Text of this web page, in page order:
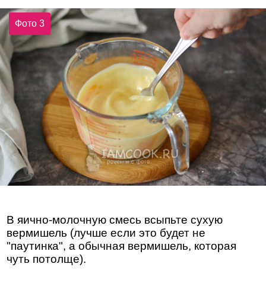
Фото 3
В яично-молочную смесь всыпьте сухую
вермишель (лучше если это будет не
"паутинка", а обычная вермишель, которая
чуть потолще).